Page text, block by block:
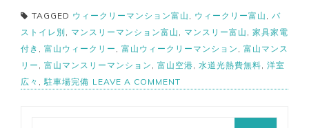
TAGGED ウィークリーマンション富山 , ウィークリー富山 , バ
ストイレ別 , マンスリーマンション富山 , マンスリー富山 , 家具家電
付き , 富山ウィークリー , 富山ウィークリーマンション , 富山マンス
リー , 富山マンスリーマンション , 富山空港, 水道光熱費無料, 洋室
広々 ,駐車場完備 LEAVE A COMMENT
富